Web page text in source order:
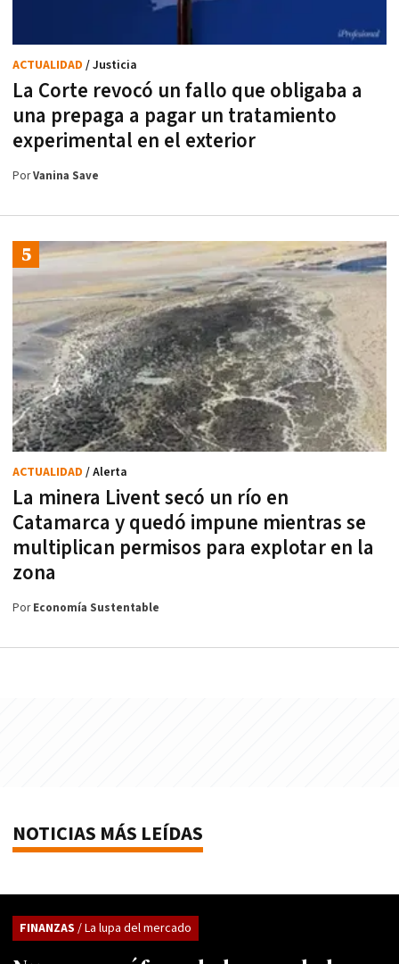
La Corte revocó un fallo que obligaba a
una prepaga a pagar un tratamiento
experimental en el exterior
ACTUALIDAD / Justicia
PorVanina Save
La minera Livent secó un río en
Catamarca y quedó impune mientras se
multiplican permisos para explotar en la
zona
ACTUALIDAD / Alerta
PorEconomía Sustentable
NOTICIAS MÁS LEÍDAS
FINANZAS / La lupa del mercado